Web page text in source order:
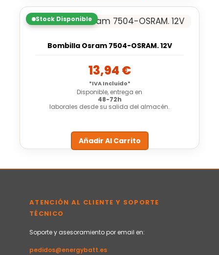
Bombilla Osram 7504-OSRAM. 12V
13,94 €
*IVA Incluido*
Disponible, entrega en
48-72h
laborales desde su salida del almacén.
Stock Disponible
Añadir Al Carrito
ATENCIÓN AL CLIENTE Y SOPORTE
TÉCNICO
Soporte y asesoramiento por email en:
pedidos@energybatt.es